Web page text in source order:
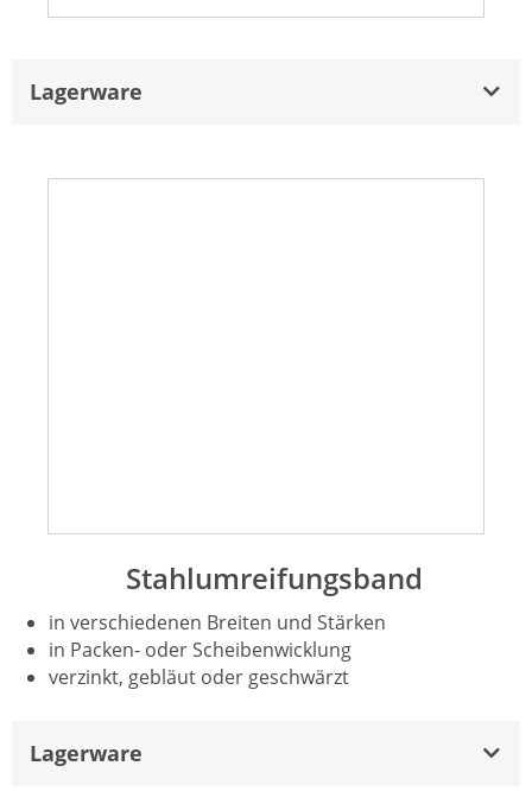
Lagerware
Stahlumreifungsband
in verschiedenen Breiten und Stärken
in Packen- oder Scheibenwicklung
verzinkt, gebläut oder geschwärzt
Lagerware